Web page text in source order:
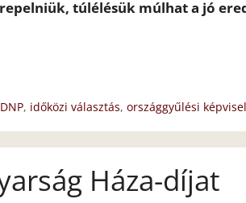
túlélésük múlhat a jó
, időközi választás,országgyűlési
Háza-díjat